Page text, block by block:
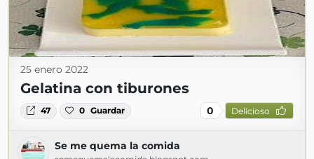
25 enero 2022
Gelatina con tiburones
47 0 Guardar 0 Delicioso
Se me quema la comida